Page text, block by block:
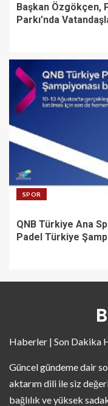
Başkan Özgökçen,
Parkı’nda
SPOR
QNB Türkiye Ana
Padel Türkiye
Haberler | Son Dakika
Güncel gündeme dair
aktarım dili ile siz
bağlılık ve yüksek